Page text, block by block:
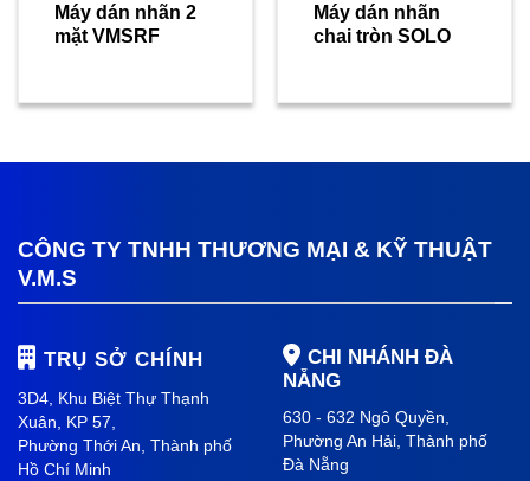
Máy dán nhãn 2
mặt VMSRF
Máy dán nhãn
chai tròn SOLO
CÔNG TY TNHH THƯƠNG MẠI & KỸ THUẬT
V.M.S
TRỤ SỞ CHÍNH
3D4, Khu Biệt Thự Thạnh
Xuân, KP 57,
Phường Thới An, Thành phố
Hồ Chí Minh
CHI NHÁNH ĐÀ
NẴNG
630 - 632 Ngô Quyền,
Phường An Hải, Thành phố
Đà Nẵng